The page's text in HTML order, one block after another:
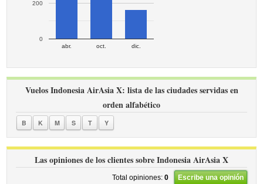
abr. oct. dic.
0
200
Vuelos Indonesia AirAsia X: lista de las ciudades servidas en
orden alfabético
B K M S T Y
Las opiniones de los clientes sobre Indonesia AirAsia X
Total opiniones: 0 Escribe una opinión